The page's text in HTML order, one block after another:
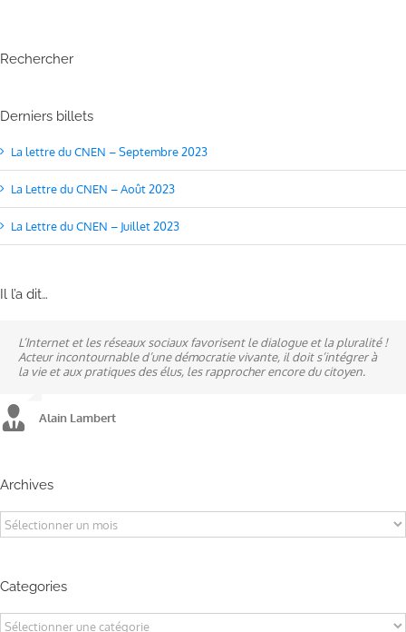
Rechercher
Derniers billets
La lettre du CNEN – Septembre 2023
La Lettre du CNEN – Août 2023
La Lettre du CNEN – Juillet 2023
Il l’a dit…
L’Internet et les réseaux sociaux favorisent le dialogue et la pluralité !
Acteur incontournable d’une démocratie vivante, il doit s’intégrer à
la vie et aux pratiques des élus, les rapprocher encore du citoyen.
Alain Lambert
Ne pas subir, mais construire son destin, telle est la philosophie qui
n’a cessé de mobiliser la ville d’Alençon, son agglomération et ses
élus.
Alain Lambert
A mes yeux, la politique est synonyme de service : un sénateur doit
être au service des élus et des communes comme un maire sait si bien
l’être au service des habitants.
Alain Lambert
Archives
Archives
Categories
Categories